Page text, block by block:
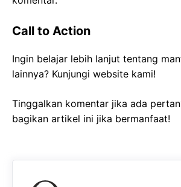
Call to Action
Ingin belajar lebih lanjut tentang
lainnya? Kunjungi website kami!
Tinggalkan komentar jika ada
bagikan artikel ini jika bermanfaat!